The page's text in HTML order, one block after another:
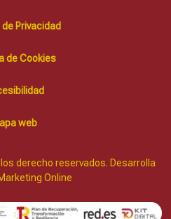
Privacidad
de Cookies
web
derecho reservados. Desarrolla
Online